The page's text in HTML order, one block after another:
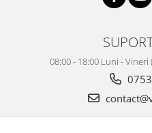
08:00 - 18:00 Luni -